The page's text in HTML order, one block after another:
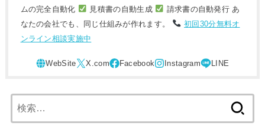
ムの完全自動化
見積書の自動生成
請求書の自動発行 あ
なたの会社でも、同じ仕組みが作れます。
初回30分無料オ
ンライン相談実施中
索: